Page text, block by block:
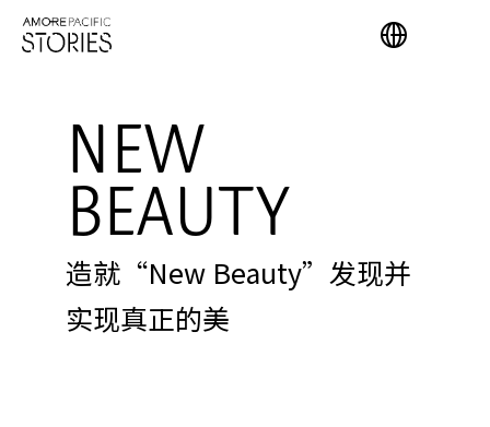
NEW
BEAUTY
造就“New Beauty”发现并
实现真正的美